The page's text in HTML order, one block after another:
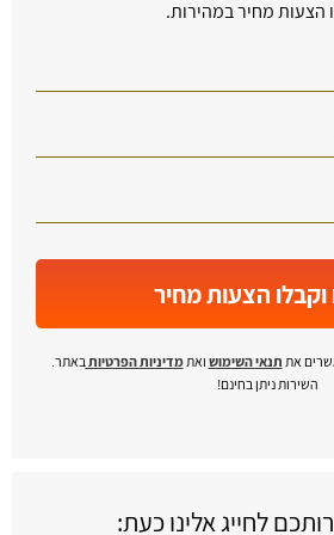
הצעות מחיר במהירות.
הצעות מחיר
את תנאי השימוש ואתמדיניות הפרטיותבאתר.
השירות ניתן בחינם!
לחייג אלינו כעת: